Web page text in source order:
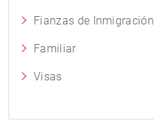
Fianzas de Inmigración
Familiar
Visas